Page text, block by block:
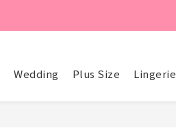
Wedding Plus Size Lingerie